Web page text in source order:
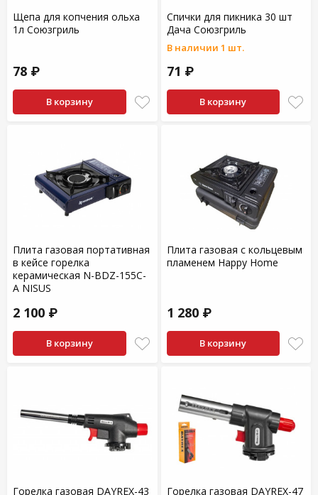
Щепа для копчения ольха
1л Союзгриль
78 ₽
В корзину
Спички для пикника 30 шт
Дача Союзгриль
В наличии 1 шт.
71 ₽
В корзину
Плита газовая портативная
в кейсе горелка
керамическая N-BDZ-155C-
A NISUS
2 100 ₽
В корзину
Плита газовая с кольцевым
пламенем Happy Home
1 280 ₽
В корзину
Горелка газовая DAYREX-43 Горелка газовая DAYREX-47